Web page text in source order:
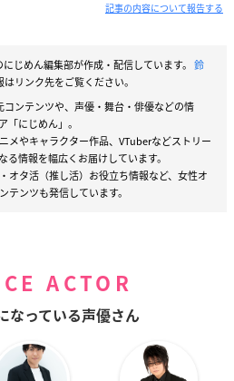
記事の内容について報告する
にじめん編集部が作成・配信しています。 鈴
はリンク先をご覧ください。
ンテンツや、声優・舞台・俳優などの情
「にじめん」。
メやキャラクター作品、VTuberなどストリー
情報を幅広くお届けしています。
オタ活（推し活）お役立ち情報など、女性オ
テンツも発信しています。
ACTOR
なっている声優さん